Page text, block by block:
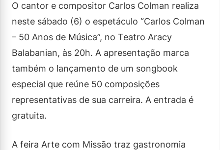
O cantor e compositor Carlos Colman realiza
neste sábado (6) o espetáculo “Carlos Colman
– 50 Anos de Música”, no Teatro Aracy
Balabanian, às 20h. A apresentação marca
também o lançamento de um songbook
especial que reúne 50 composições
representativas de sua carreira. A entrada é
gratuita.
A feira Arte com Missão traz gastronomia